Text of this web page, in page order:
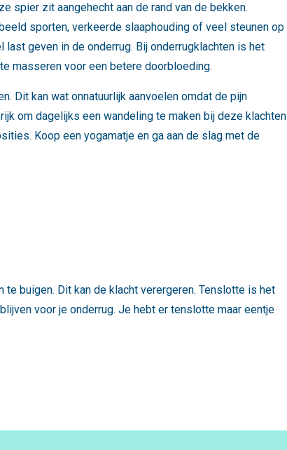
spier zit aangehecht aan de rand van de bekken.
sporten, verkeerde slaaphouding of veel steunen op
geven in de onderrug. Bij onderrugklachten is het
masseren voor een betere doorbloeding.
Dit kan wat onnatuurlijk aanvoelen omdat de pijn
om dagelijks een wandeling te maken bij deze klachten
Koop een yogamatje en ga aan de slag met de
buigen. Dit kan de klacht verergeren. Tenslotte is het
voor je onderrug. Je hebt er tenslotte maar eentje